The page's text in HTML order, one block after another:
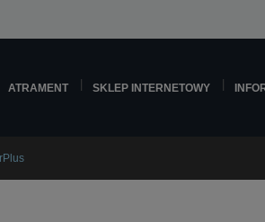
ATRAMENT SKLEP INTERNETOWY